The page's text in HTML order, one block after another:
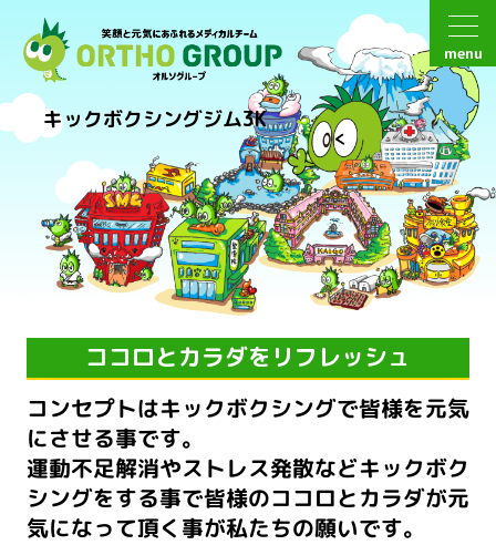
menu
キックボクシングジム3K
ココロとカラダをリフレッシュ
コンセプトはキックボクシングで皆様を元気
にさせる事です。
運動不足解消やストレス発散などキックボク
シングをする事で皆様のココロとカラダが元
気になって頂く事が私たちの願いです。